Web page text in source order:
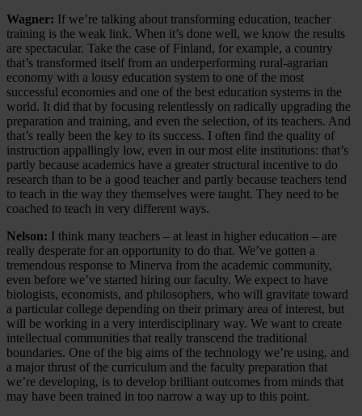
Wagner: If we’re talking about transforming education, teacher
training is the weak link. When it’s done well, we know the results
are spectacular. Take the case of Finland, for example, a country
that’s transformed itself from an underperforming rural-agrarian
economy with a lousy education system to one of the most
successful economies and one of the best education systems in the
world. It did that by focusing relentlessly on radically upgrading the
preparation and training, and even the selection, of its teachers. And
that’s really been the key to its success. I often find the quality of
instruction appallingly low, even in our most elite institutions: that’s
partly because academics have a greater structural incentive to do
research than to be a good teacher and partly because teachers tend
to teach in the way they themselves were taught. They need to be
coached to teach in very different ways.
Nelson: I think many teachers – at least in higher education – are
really desperate for an opportunity to do that. We’ve gotten a
tremendous response to Minerva from the academic community,
even before we’ve started hiring our faculty. We expect to have
biologists, economists, and philosophers, who will gravitate toward
a particular college depending on their primary area of interest, but
will be working in a very interdisciplinary way. We want to create
intellectual communities that really transcend the traditional
boundaries. One of the big aims of the technology we’re using, and
a major thrust of the curriculum and the faculty preparation that
we’re developing, is to develop brilliant outcomes from minds that
may have been trained in too narrow a way up to this point.